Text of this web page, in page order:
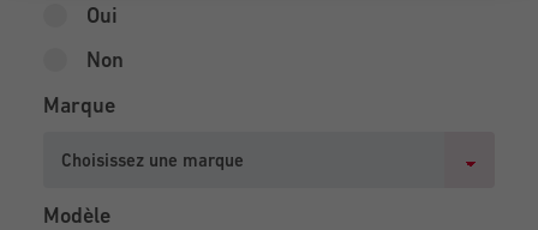
Oui
Non
Marque
Modèle